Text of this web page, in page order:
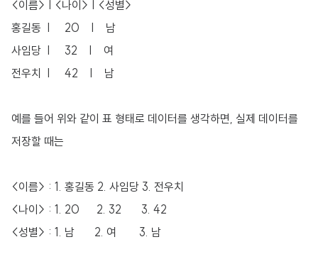
<이름> | <나이> | <성별>
홍길동 | 20 | 남
사임당 | 32 | 여
전우치 | 42 | 남
예를 들어 위와 같이 표 형태로 데이터를 생각하면, 실제 데이터를
저장할 때는
<이름> : 1. 홍길동 2. 사임당 3. 전우치
<나이> : 1. 20 2. 32 3. 42
<성별> : 1. 남 2. 여 3. 남